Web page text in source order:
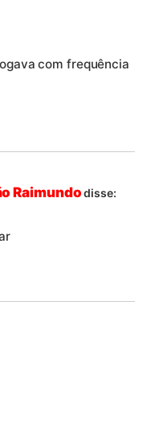
com frequência
Raimundo disse: